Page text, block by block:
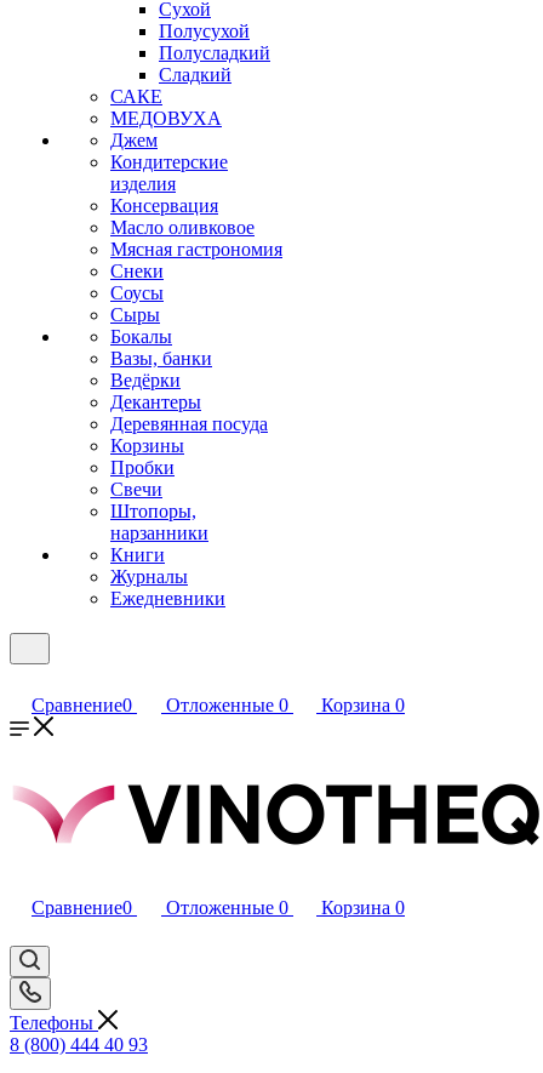
Сухой
Полусухой
Полусладкий
Сладкий
САКЕ
МЕДОВУХА
Джем
Кондитерские
изделия
Консервация
Масло оливковое
Мясная гастрономия
Снеки
Соусы
Сыры
Бокалы
Вазы, банки
Ведёрки
Декантеры
Деревянная посуда
Корзины
Пробки
Свечи
Штопоры,
нарзанники
Книги
Журналы
Ежедневники
Сравнение0 Отложенные 0 Корзина 0
Сравнение0 Отложенные 0 Корзина 0
Телефоны
8 (800) 444 40 93